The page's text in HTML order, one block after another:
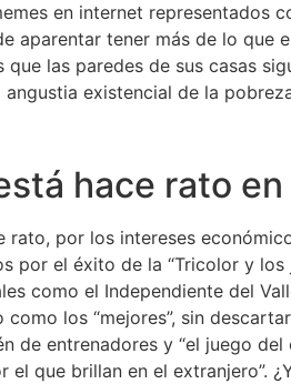
en internet representados
tener más de lo que
las paredes de sus casas
existencial de la
hace rato
rato, por los intereses
el éxito de la “Tricolor y
como el Independiente del
los “mejores”, sin
de entrenadores y “el juego
que brillan en el extranjero”.